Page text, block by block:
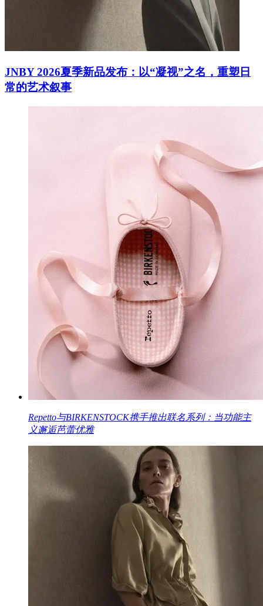
JNBY 2026夏季新品发布：以“凝视”之名，重塑日
常的艺术叙事
Repetto与BIRKENSTOCK携手推出联名系列：当功能主
义邂逅芭蕾优雅